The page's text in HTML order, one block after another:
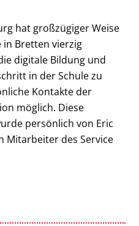
hat großzügiger Weise
in Bretten vierzig
digitale Bildung und
in der Schule zu
Kontakte der
möglich. Diese
persönlich von Eric
Mitarbeiter des Service